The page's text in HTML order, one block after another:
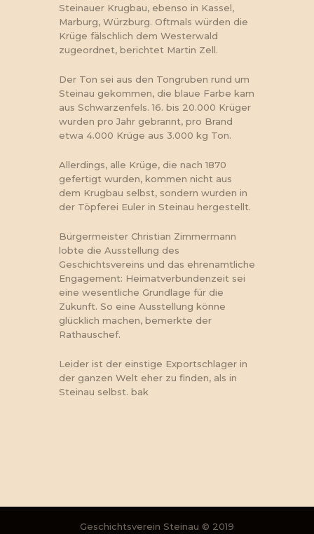
Steinauer Krugbau, ebenso in Kassel,
Marburg, Würzburg. Oftmals würden die
Krüge fälschlich dem Westerwald
zugeordnet, berichtet Martin Zell.
Der Ton sei aus den Tongruben rund um
Steinau gekommen, die blaue Farbe kam
aus Schwarzenfels. 16. bis 20.000 Krüger
wurden pro Jahr gebrannt, pro Brand
etwa 4.000 Krüge aus 3.000 kg Ton.
Allerdings, alle Krüge, die nach 1870
gefertigt wurden, kommen nicht aus
dem Krugbau selbst, sondern wurden in
der Töpferei Euler in Steinau hergestellt.
Bürgermeister Christian Zimmermann
lobte die Ausstellung des
Geschichtsvereins und das ehrenamtliche
Engagement: Heimatverbundenzeit sei
eine wesentliche Grundlage für die
Zukunft. So eine Ausstellung könne
glücklich machen, bemerkte der
Rathauschef.
Leider ist der einstige Exportschlager in
der ganzen Welt eher zu finden, als in
Steinau selbst. bak
Geschichtsverein Steinau © 2019